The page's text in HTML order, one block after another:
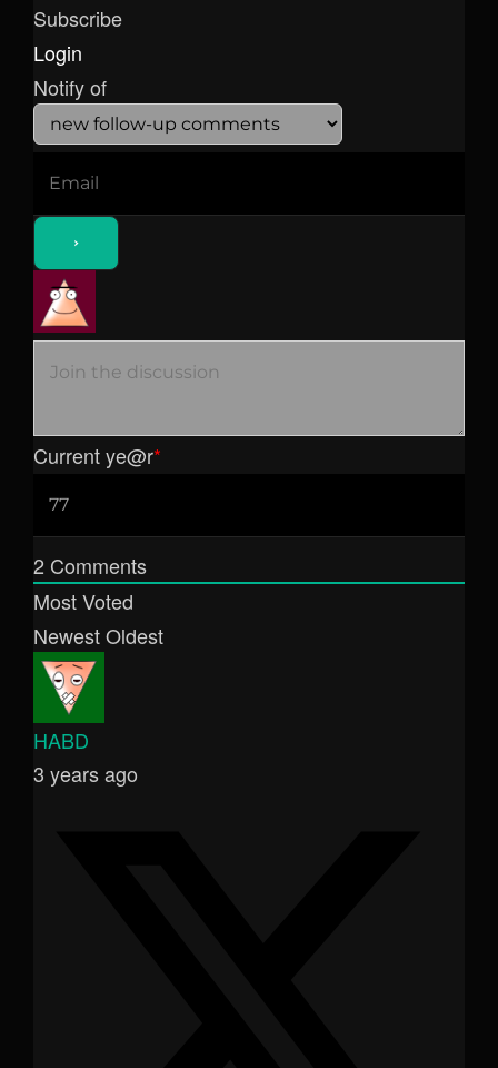
Subscribe
Login
Notify of
Current ye@r*
2 Comments
Most Voted
NewestOldest
HABD
3 years ago